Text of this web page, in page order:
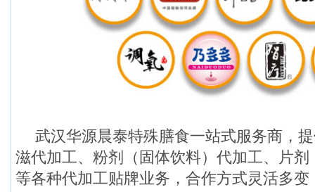
武汉华源晨泰特殊膳食一站式服务商，
滋代加工、粉剂（固体饮料）代加工、片
等各种代加工贴牌业务，合作方式灵活多